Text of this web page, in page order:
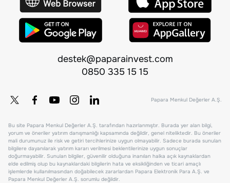
destek@paparainvest.com
0850 335 15 15
Papara Menkul Değerler A.Ş.
Bu site Papara Menkul Değerler A.Ş. tarafından hazırlanmıştır. Burada yer alan bilgi,
yorum ve öneriler yatırım danışmanlığı kapsamında değildir, genel niteliktedir. Bu öneriler
mali durumunuz ile risk ve getiri tercihlerinize uygun olmayabilir. Sadece burada sunulan
bilgilere dayanılarak yatırım kararı verilmesi beklentilerinize uygun sonuçlar
doğurmayabilir. Sunulan bilgiler, güvenilir olduğuna inanılan halka açık kaynaklardan
elde edilmiş olup bu kaynaklardaki bilgilerin hata ve eksikliğinden ve ticari amaçlı
işlemlerde kullanılmasından doğabilecek zararlardan Papara Elektronik Para A.Ş. ve
Papara Menkul Değerler A.Ş. sorumlu değildir.